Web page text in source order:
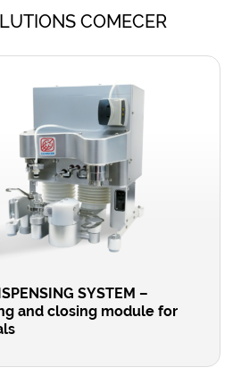
COMECER
SYSTEM –
and closing module for